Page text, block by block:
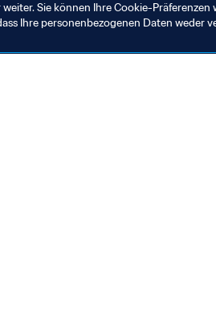
Sie können Ihre Cookie-Präferenzen
Ihre personenbezogenen Daten weder